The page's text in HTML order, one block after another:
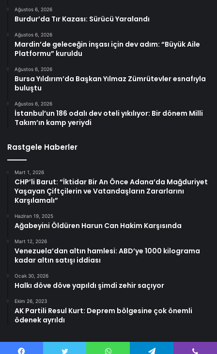
Ağustos 6, 2026
Burdur’da Tır Kazası: Sürücü Yaralandı
Ağustos 6, 2026
Mardin’de geleceğin inşası için dev adım: “Büyük Aile
Platformu” kuruldu
Ağustos 6, 2026
Bursa Yıldırım’da Başkan Yılmaz Zümrütevler esnafıyla
buluştu
Ağustos 6, 2026
İstanbul’un 186 odalı dev oteli yıkılıyor: Bir dönem Milli
Takım’ın kamp yeriydi
Rastgele Haberler
Mart 1, 2026
CHP’li Barut: “İktidar Bir An Önce Adana’da Mağduriyet
Yaşayan Çiftçilerin ve Vatandaşların Zararlarını
Karşılamalı”
Haziran 19, 2025
Ağabeyini Öldüren Harun Can Hakim Karşısında
Mart 12, 2026
Venezuela’dan altın hamlesi: ABD’ye 1000 kilograma
kadar altın satışı iddiası
Ocak 30, 2026
Halkı döve döve yapıldı şimdi zehir saçıyor
Ekim 26, 2023
AK Partili Resul Kurt: Deprem bölgesine çok önemli
ödenek ayrıldı